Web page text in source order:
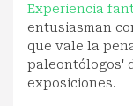
Experiencia
entusiasman
que vale la
paleontólogos'
exposiciones.